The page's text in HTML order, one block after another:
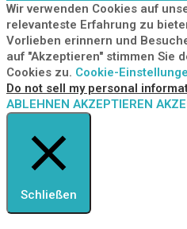
Wir verwenden Cookies auf
relevanteste Erfahrung zu
Vorlieben erinnern und
auf "Akzeptieren" stimmen Sie
Cookies zu. Cookie-
Do not sell my personal
ABLEHNEN AKZEPTIEREN
Schließen